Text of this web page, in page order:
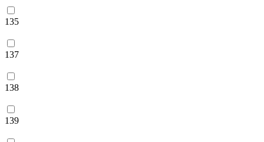
135
137
138
139